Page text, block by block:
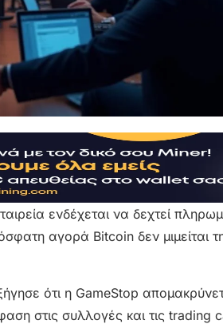
ενδέχεται να δεχτεί
αγορά Bitcoin δεν μιμείται
ότι η GameStop
στις συλλογές και τις trading